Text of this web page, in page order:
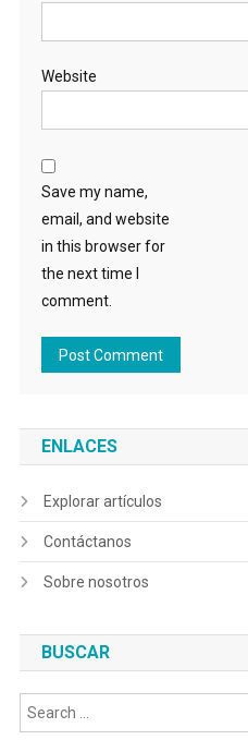
Website
Save my name,
email, and website
in this browser for
the next time I
comment.
ENLACES
Explorar artículos
Contáctanos
Sobre nosotros
BUSCAR